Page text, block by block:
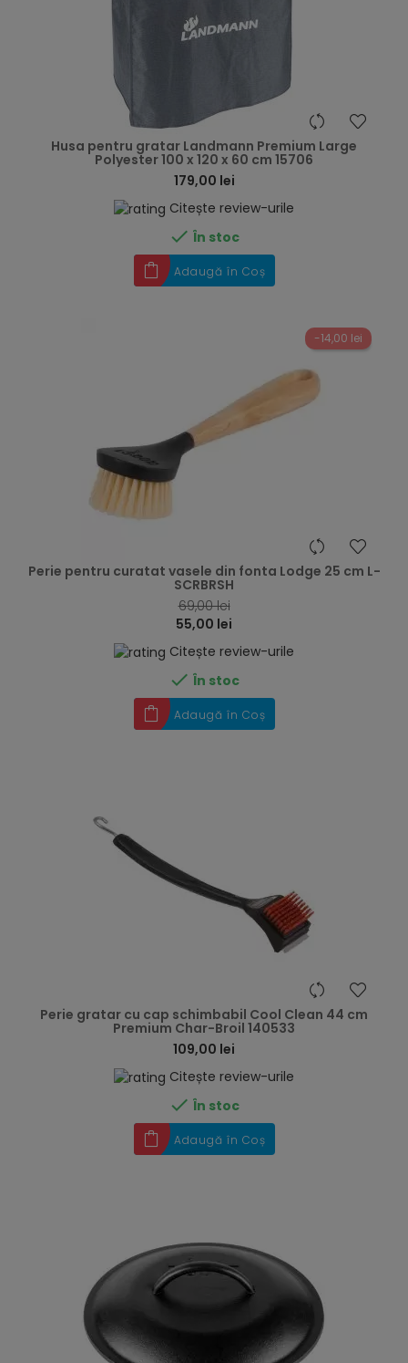
Husa pentru gratar Landmann Premium Large
Polyester 100 x 120 x 60 cm 15706
179,00 lei
Citește review-urile
 În stoc
Adaugă în Coș
-14,00 lei
Perie pentru curatat vasele din fonta Lodge 25 cm L-
SCRBRSH
69,00 lei
55,00 lei
Citește review-urile
 În stoc
Adaugă în Coș
Perie gratar cu cap schimbabil Cool Clean 44 cm
Premium Char-Broil 140533
109,00 lei
Citește review-urile
 În stoc
Adaugă în Coș